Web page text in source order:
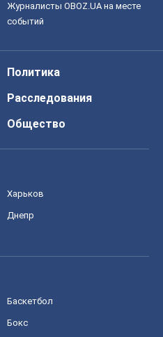
Журналисты OBOZ.UA на месте
событий
Политика
Расследования
Общество
Харьков
Днепр
Баскетбол
Бокс